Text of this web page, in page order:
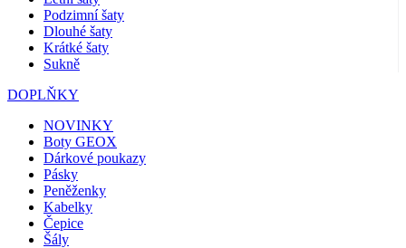
Podzimní šaty
Dlouhé šaty
Krátké šaty
Sukně
DOPLŇKY
NOVINKY
Boty GEOX
Dárkové poukazy
Pásky
Peněženky
Kabelky
Čepice
Šály